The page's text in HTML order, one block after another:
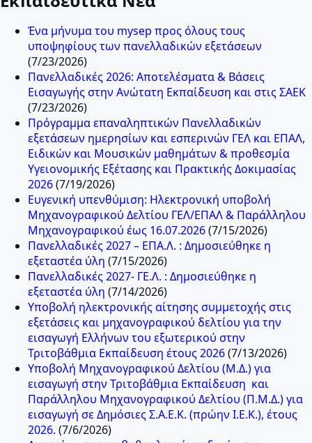
Ένα μήνυμα του mysep προς όλους τους
υποψηφίους των πανελλαδικών εξετάσεων
(7/23/2026)
Πανελλαδικές 2026: Αποτελέσματα & Βάσεις
Εισαγωγής στην Ανώτατη Εκπαίδευση και στις ΣΑΕΚ
(7/23/2026)
Πρόγραμμα επαναληπτικών Πανελλαδικών
εξετάσεων ημερησίων και εσπερινών ΓΕΛ και ΕΠΑΛ,
Ειδικών και Μουσικών μαθημάτων & προθεσμία
Υγειονομικής Εξέτασης και Πρακτικής Δοκιμασίας
2026(7/19/2026)
Ευγενική υπενθύμιση: Ηλεκτρονική υποβολή
Μηχανογραφικού Δελτίου ΓΕΛ/ΕΠΑΛ & Παράλληλου
Μηχανογραφικού έως 16.07.2026(7/15/2026)
Πανελλαδικές 2027 – ΕΠΑ.Λ. : Δημοσιεύθηκε η
εξεταστέα ύλη (7/15/2026)
Πανελλαδικές 2027- ΓΕ.Λ. : Δημοσιεύθηκε η
εξεταστέα ύλη (7/14/2026)
Υποβολή ηλεκτρονικής αίτησης συμμετοχής στις
εξετάσεις και μηχανογραφικού δελτίου για την
εισαγωγή Ελλήνων του εξωτερικού στην
Τριτοβάθμια Εκπαίδευση έτους 2026(7/13/2026)
Υποβολή Μηχανογραφικού Δελτίου (Μ.Δ.) για
εισαγωγή στην Τριτοβάθμια Εκπαίδευση και
Παράλληλου Μηχανογραφικού Δελτίου (Π.Μ.Δ.) για
εισαγωγή σε Δημόσιες Σ.Α.Ε.Κ. (πρώην Ι.Ε.Κ.), έτους
2026. (7/6/2026)